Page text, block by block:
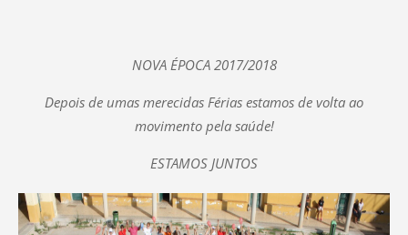
NOVA ÉPOCA 2017/2018
Depois de umas merecidas Férias estamos de volta ao
movimento pela saúde!
ESTAMOS JUNTOS